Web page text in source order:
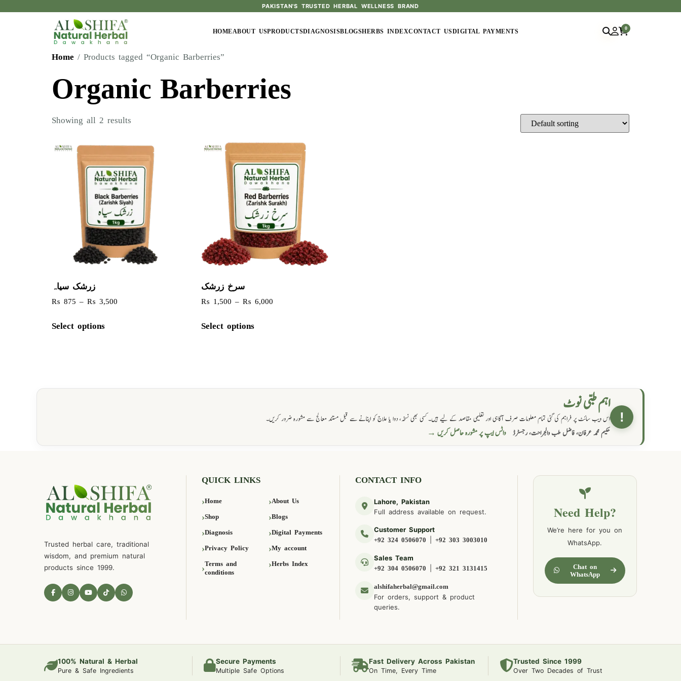
PAKISTAN'S TRUSTED HERBAL WELLNESS BRAND
HOMEABOUT USPRODUCTSDIAGNOSISBLOGSHERBS INDEXCONTACT USDIGITAL PAYMENTS
0
Home / Products tagged “Organic Barberries”
Organic Barberries
Showing all 2 results
زرشک سیاہ
₨ 875 – ₨ 3,500
Select options
سرخ زرشک
₨ 1,500 – ₨ 6,000
Select options
!
اہم طبی نوٹ
اس ویب سائٹ پر فراہم کی گئی تمام معلومات صرف آگاہی اور تعلیمی مقاصد کے لیے ہیں۔ کسی بھی نسخہ، دوا یا علاج کو اپنانے سے قبل مستند معالج سے مشورہ ضرور کریں۔
حکیم محمد عرفان، فاضل طب والجراحت، رجسٹرڈ واٹس ایپ پر مشورہ حاصل کریں →
Trusted herbal care, traditional
wisdom, and premium natural
products since 1999.
QUICK LINKS
Home About Us
Shop Blogs
Diagnosis Digital Payments
Privacy Policy My account
Terms and
conditions
Herbs Index
CONTACT INFO
Lahore, Pakistan
Full address available on request.
Customer Support
+92 324 0506070 |+92 303 3003010
Sales Team
+92 304 0506070 |+92 321 3131415
alshifaherbal@gmail.com
For orders, support & product
queries.
Need Help?
We’re here for you on
WhatsApp.
Chat on
WhatsApp
100% Natural & Herbal
Pure & Safe Ingredients
Secure Payments
Multiple Safe Options
Fast Delivery Across Pakistan
On Time, Every Time
Trusted Since 1999
Over Two Decades of Trust